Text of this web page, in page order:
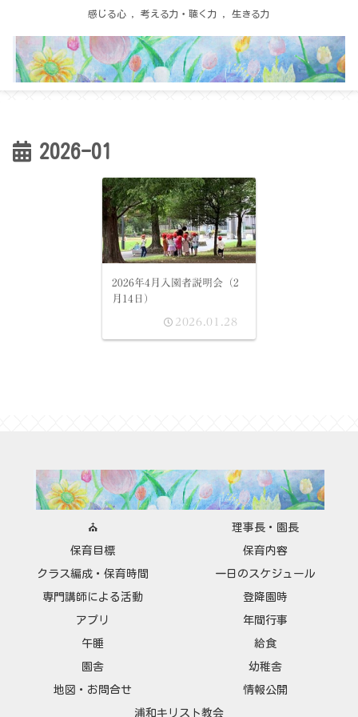
感じる心 ，考える力・聴く力 ，生きる力
2026-01
2026年4月入園者説明会（2
月14日）
2026.01.28
⛪ 理事長・園長
保育目標 保育内容
クラス編成・保育時間 一日のスケジュール
専門講師による活動 登降園時
アプリ 年間行事
午睡 給食
園舎 幼稚舎
地図・お問合せ 情報公開
浦和キリスト教会